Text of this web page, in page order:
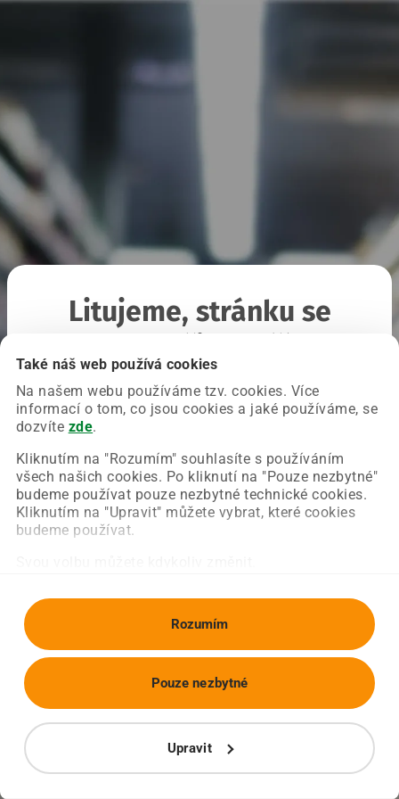
Také náš web používá cookies
Na našem webu používáme tzv. cookies. Více
informací o tom, co jsou cookies a jaké používáme, se
dozvíte zde.
Kliknutím na "Rozumím" souhlasíte s používáním
všech našich cookies. Po kliknutí na "Pouze nezbytné"
budeme používat pouze nezbytné technické cookies.
Kliknutím na "Upravit" můžete vybrat, které cookies
budeme používat.
Rozumím
Upravit
Pouze nezbytné
Litujeme, stránku se
Chyba nastala na naší straně a už ji opravujeme.
Zkuste prosím znovu načíst požadovanou stránku.
Obnovit stránku Úvodní strana